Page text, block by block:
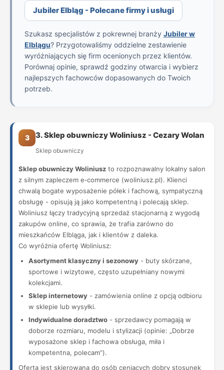
Jubiler Elbląg - Polecane firmy i usługi
Szukasz specjalistów z pokrewnej branży Jubiler w
Elblągu? Przygotowaliśmy oddzielne zestawienie
wyróżniających się firm ocenionych przez klientów.
Porównaj opinie, sprawdź godziny otwarcia i wybierz
najlepszych fachowców dopasowanych do Twoich
potrzeb.
3 3. Sklep obuwniczy Woliniusz - Cezary Wolan
Sklep obuwniczy
Sklep obuwniczy Woliniusz to rozpoznawalny lokalny salon
z silnym zapleczem e‑commerce (woliniusz.pl). Klienci
chwalą bogate wyposażenie półek i fachową, sympatyczną
obsługę - opisują ją jako kompetentną i polecają sklep.
Woliniusz łączy tradycyjną sprzedaż stacjonarną z wygodą
zakupów online, co sprawia, że trafia zarówno do
mieszkańców Elbląga, jak i klientów z daleka.
Co wyróżnia ofertę Woliniusz:
Asortyment klasyczny i sezonowy - buty skórzane,
sportowe i wizytowe, często uzupełniany nowymi
kolekcjami.
Sklep internetowy - zamówienia online z opcją odbioru
w sklepie lub wysyłki.
Indywidualne doradztwo - sprzedawcy pomagają w
doborze rozmiaru, modelu i stylizacji (opinie: „Dobrze
wyposażone sklep i fachowa obsługa, miła i
kompetentna, polecam”).
Oferta jest skierowana do osób ceniących dobry stosunek